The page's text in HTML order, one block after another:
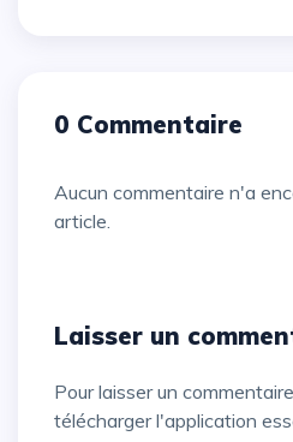
0 Commentaire
Aucun commentaire n'a encore été posté pour cet
article.
Laisser un
Pour laisser un commentaire, n'hésitez pas à
télécharger l'application